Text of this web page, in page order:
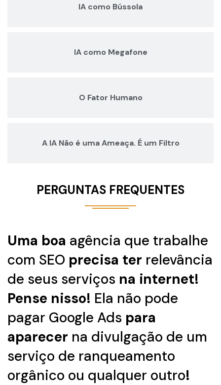
IA como Bússola
IA como Megafone
O Fator Humano
A IA Não é uma Ameaça. É um Filtro
PERGUNTAS FREQUENTES
Uma boa agência que trabalhe
com SEO precisa ter relevância
de seus serviços na internet!
Pense nisso! Ela não pode
pagar Google Ads para
aparecer na divulgação de um
serviço de ranqueamento
orgânico ou qualquer outro!